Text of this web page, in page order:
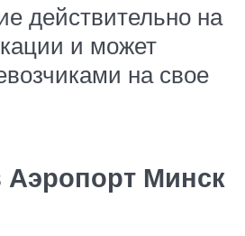
действительно на
и может
на свое
Минск